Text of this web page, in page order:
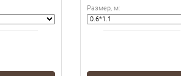
Размер, м: